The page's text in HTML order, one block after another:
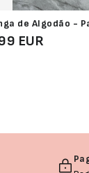
de Algodão -
EUR